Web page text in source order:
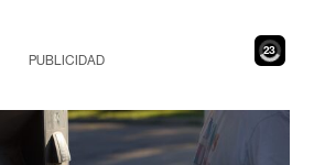
21
PUBLICIDAD